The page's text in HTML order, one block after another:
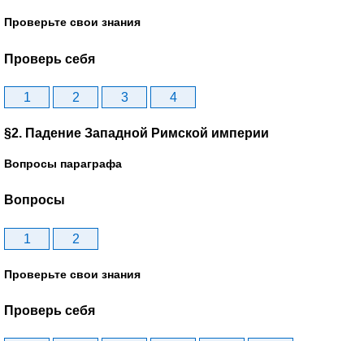
Проверьте свои знания
Проверь себя
1 2 3 4
§2. Падение Западной Римской империи
Вопросы параграфа
Вопросы
1 2
Проверьте свои знания
Проверь себя